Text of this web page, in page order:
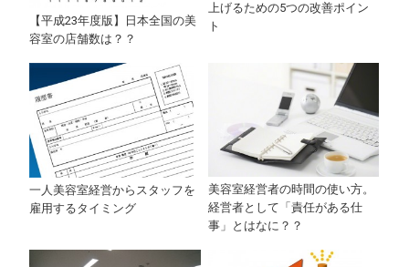
【平成23年度版】日本全国の美
容室の店舗数は？？
上げるための5つの改善ポイン
ト
一人美容室経営からスタッフを
雇用するタイミング
美容室経営者の時間の使い方。
経営者として「責任がある仕
事」とはなに？？